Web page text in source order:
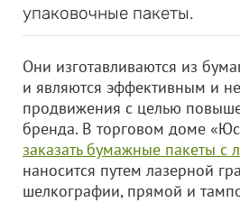
упаковочные пакеты.
Они изготавливаются из
и являются эффективным и
продвижения с целью
бренда. В торговом доме
заказать бумажные пакеты с
наносится путем лазерной
шелкографии, прямой и